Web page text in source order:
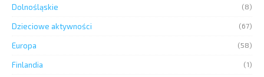
Dolnośląskie (8)
Dzieciowe aktywności (67)
Europa (58)
Finlandia (1)